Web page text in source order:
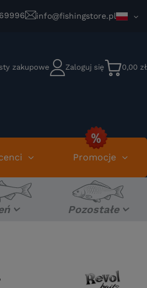
info@fishingstore.pl
zakupowe Zaloguj się 0,00 zł
Promocje
Pozostałe